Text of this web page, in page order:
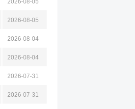
2026-08-05
2026-08-05
2026-08-04
2026-08-04
2026-07-31
2026-07-31